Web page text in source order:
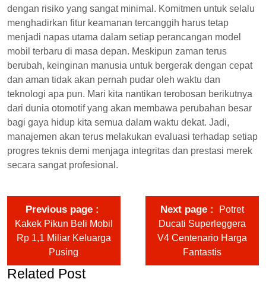
dengan risiko yang sangat minimal. Komitmen untuk selalu
menghadirkan fitur keamanan tercanggih harus tetap
menjadi napas utama dalam setiap perancangan model
mobil terbaru di masa depan. Meskipun zaman terus
berubah, keinginan manusia untuk bergerak dengan cepat
dan aman tidak akan pernah pudar oleh waktu dan
teknologi apa pun. Mari kita nantikan terobosan berikutnya
dari dunia otomotif yang akan membawa perubahan besar
bagi gaya hidup kita semua dalam waktu dekat. Jadi,
manajemen akan terus melakukan evaluasi terhadap setiap
progres teknis demi menjaga integritas dan prestasi merek
secara sangat profesional.
Previous page
Kakek Pikun Beli Mobil
Rp 1,1 Miliar Keluarga
Pusing
Next page
Potret
Ducati Superleggera
V4 Centenario Harga
Fantastis
Related Post